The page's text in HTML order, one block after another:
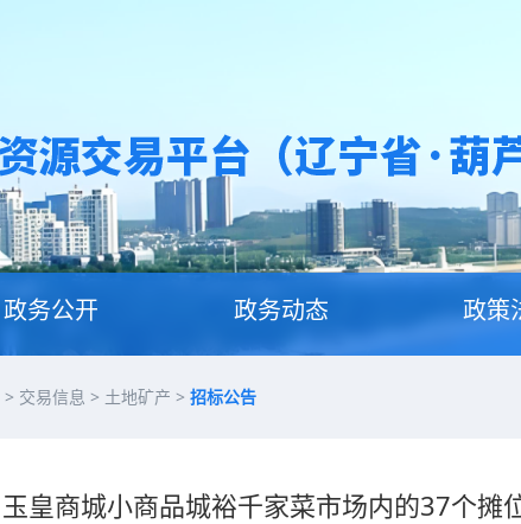
政务公开 政务动态 政策
> 交易信息 > 土地矿产 > 招标公告
玉皇商城小商品城裕千家菜市场内的37个